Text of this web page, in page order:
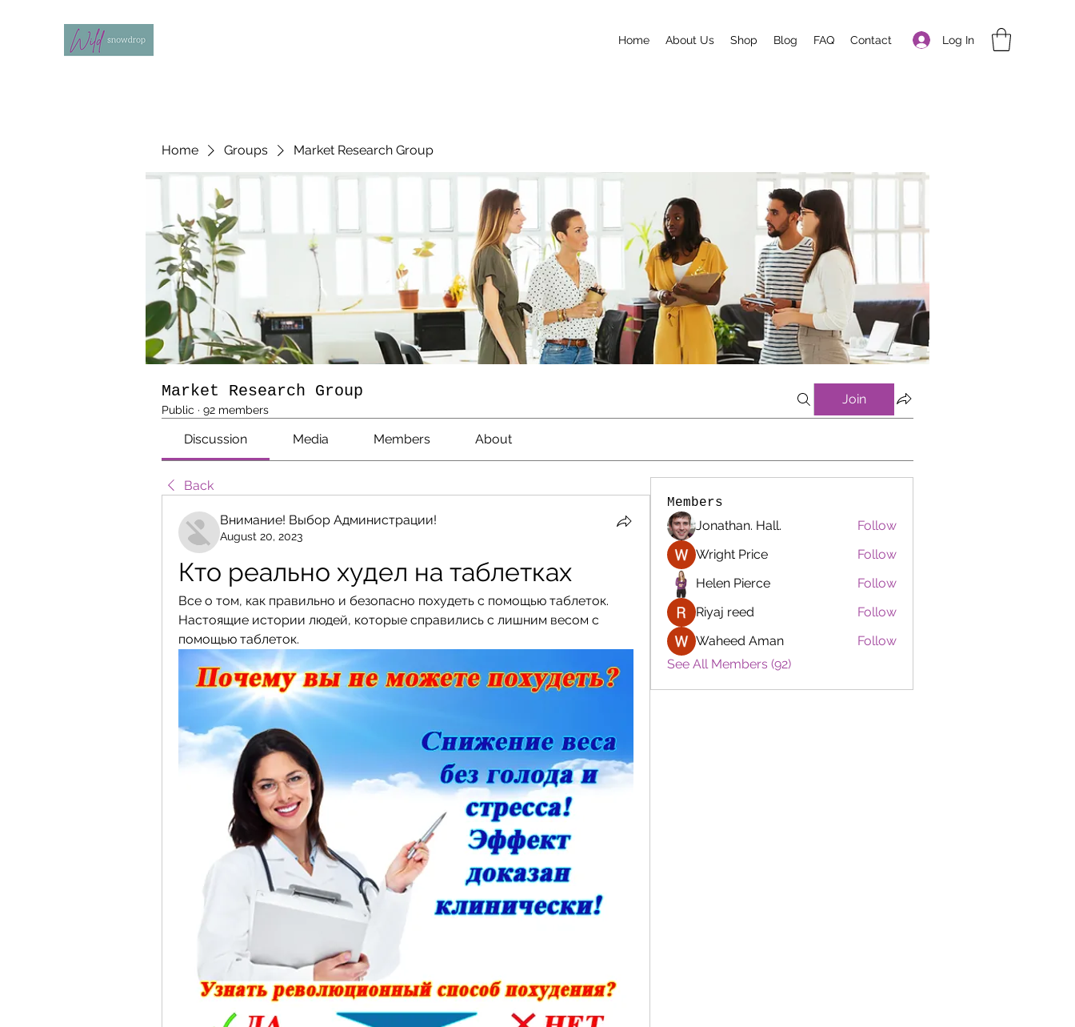
Log In
Home About Us Shop Blog FAQ Contact
Home Groups Market Research Group
Market Research Group
Public · 92 members
Join
Discussion Media Members About
Back
Внимание! Выбор Администрации!
August 20, 2023
Кто реально худел на таблетках
Все о том, как правильно и безопасно похудеть с помощью таблеток.
Настоящие истории людей, которые справились с лишним весом с
помощью таблеток.
Members
Jonathan. Hall.
Follow
Wright Price
Follow
Helen Pierce
Follow
Riyaj reed
Follow
Waheed Aman
Follow
See All Members (92)